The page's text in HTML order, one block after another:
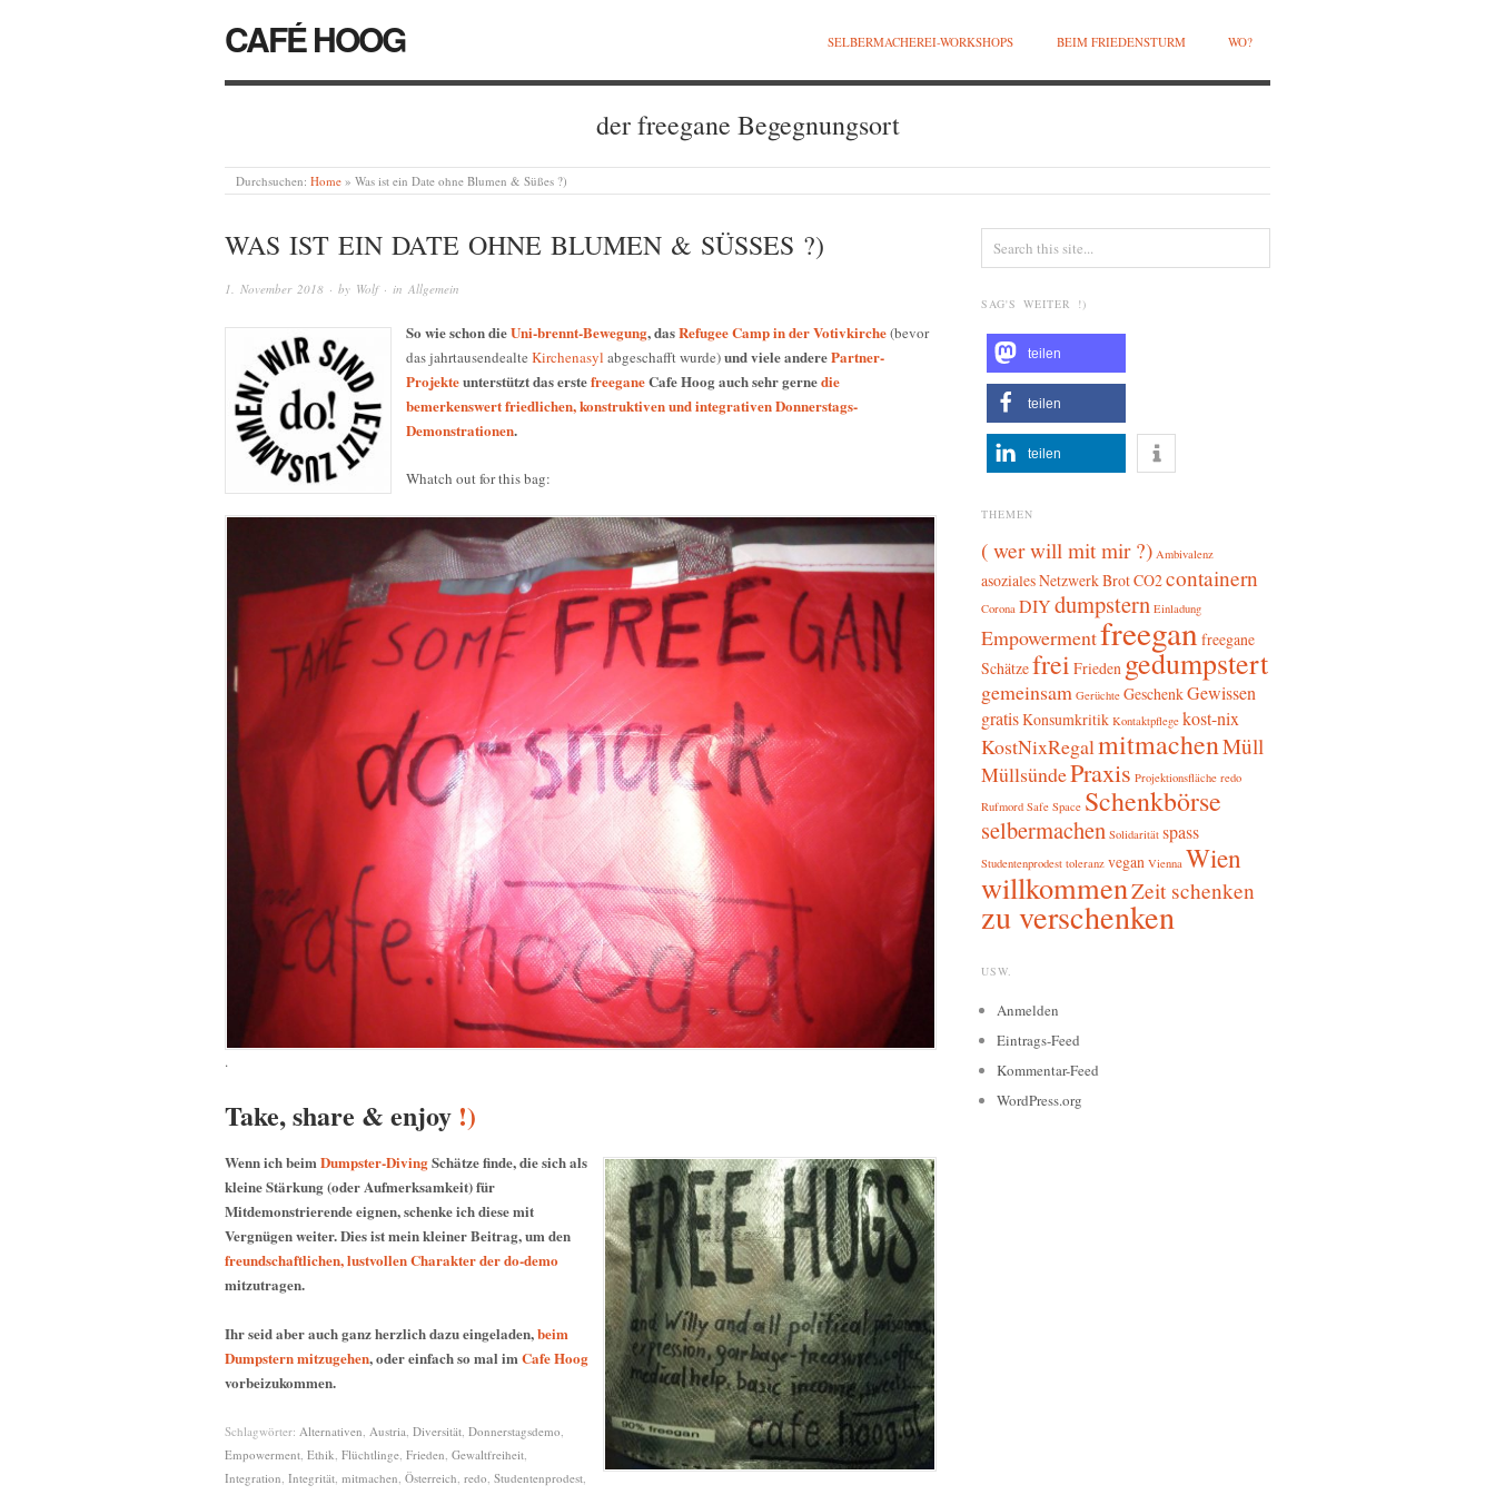
CAFÉ HOOG SELBERMACHEREI-WORKSHOPS BEIM FRIEDENSTURM WO?
der freegane Begegnungsort
Durchsuchen: Home » Was ist ein Date ohne Blumen & Süßes ?)
WAS IST EIN DATE OHNE BLUMEN & SÜSSES ?)
1. November 2018 · by Wolf· in Allgemein
So wie schon dieUni-brennt-Bewegung, dasRefugee Camp in der Votivkirche(bevor
das jahrtausendealte Kirchenasyl abgeschafft wurde)und viele anderePartner-
Projekteunterstützt das erstefreeganeCafe Hoog auch sehr gernedie
bemerkenswert friedlichen, konstruktiven und integrativen Donnerstags-
Demonstrationen.
Whatch out for this bag:
.
Take, share & enjoy !)
Wenn ich beim Dumpster-DivingSchätze finde, die sich als
kleine Stärkung (oder Aufmerksamkeit) für
Mitdemonstrierende eignen, schenke ich diese mit
Vergnügen weiter. Dies ist mein kleiner Beitrag, um den
freundschaftlichen, lustvollen Charakter der do-demo
mitzutragen.
Ihr seid aber auch ganz herzlich dazu eingeladen,beim
Dumpstern mitzugehen, oder einfach so mal im Cafe Hoog
vorbeizukommen.
Schlagwörter: Alternativen Austria Diversität Donnerstagsdemo
Empowerment Ethik Flüchtlinge Frieden Gewaltfreiheit
Integration Integrität mitmachen Österreich redo Studentenprodest
SAG'S WEITER !)
teilen
teilen
teilen
THEMEN
( wer will mit mir ?) Ambivalenz
asoziales NetzwerkBrotCO2containern
Corona DIYdumpstern Einladung
Empowermentfreegan freegane
Schätzefrei Frieden gedumpstert
gemeinsam Gerüchte GeschenkGewissen
gratisKonsumkritik Kontaktpflege kost-nix
KostNixRegalmitmachenMüll
MüllsündePraxis Projektionsfläche redo
Rufmord Safe Space Schenkbörse
selbermachen Solidarität spass
Studentenprodest toleranz vegan Vienna Wien
willkommenZeit schenken
zu verschenken
USW.
Anmelden
Eintrags-Feed
Kommentar-Feed
WordPress.org